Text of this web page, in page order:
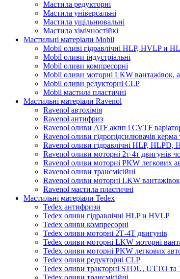
Мастила редукторні
Мастила універсальні
Мастила ущільнювальні
Мастила хімічностійкі
Мастильні матеріали Mobil
Mobil оливі гідравлічні HLP, HVLP и
Mobil оливи індустріальні
Mobil оливи компресорні
Mobil оливи моторні LKW вантажівок,
Mobil оливи редукторні CLP
Mobil мастила пластичні
Мастильні матеріали Ravenol
Ravenol автохімія
Ravenol антифриз
Ravenol оливи ATF акпп і CVTF
Ravenol оливи гідропідсилювачів керма
Ravenol оливи гідравлічні HLP, HLPD,
Ravenol оливи моторні 2т-4т двигунів
Ravenol оливи моторні PKW легкових
Ravenol оливи трансмісійні
Ravenol оливи моторні LKW вантажівок,
Ravenol мастила пластичні
Мастильні матеріали Tedex
Tedex антифризи
Tedex оливи гідравлічні HLP и HVLP
Tedex оливи компресорні
Tedex оливи моторні 2Т-4Т двигунів
Tedex оливи моторні LKW моторні
Tedex оливи моторні PKW легкових
Tedex оливи редукторні CLP
Tedex оливи тракторні STOU, UTTO та
Tedex оливи трансмісійні